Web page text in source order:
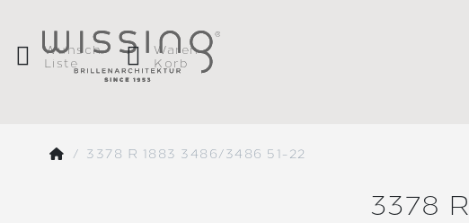
Wunsch
Liste
Waren
Korb
3378 R 1883 3486/3486 51-22
3378 R